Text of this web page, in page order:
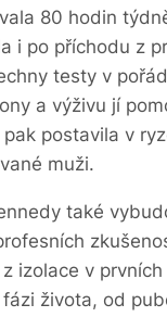
80 hodin
i po příchodu z
testy v
a výživu jí
postavila v
muži.
také
izolace v
života, od